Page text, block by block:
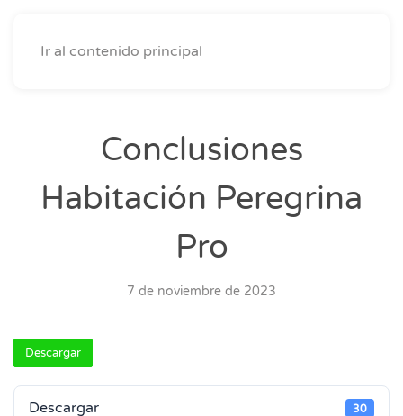
Ir al contenido principal
Conclusiones
Habitación Peregrina
Pro
7 de noviembre de 2023
Descargar
Descargar 30